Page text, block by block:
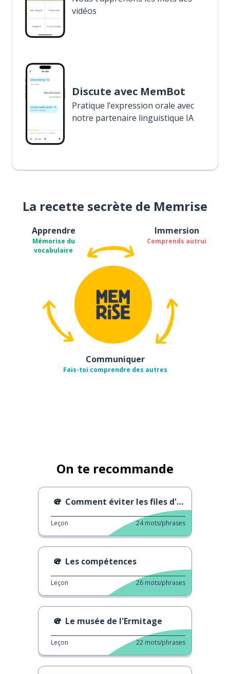
vidéos
Discute avec MemBot
Pratique l’expression orale avec
notre partenaire linguistique IA
La recette secrète de Memrise
Apprendre
Mémorise du
vocabulaire
Immersion
Comprends autrui
Communiquer
Fais-toi comprendre des autres
On te recommande
Comment éviter les files d'attente au musée
Leçon 24 mots/phrases
Les compétences
Leçon 26 mots/phrases
Le musée de l'Ermitage
Leçon 22 mots/phrases